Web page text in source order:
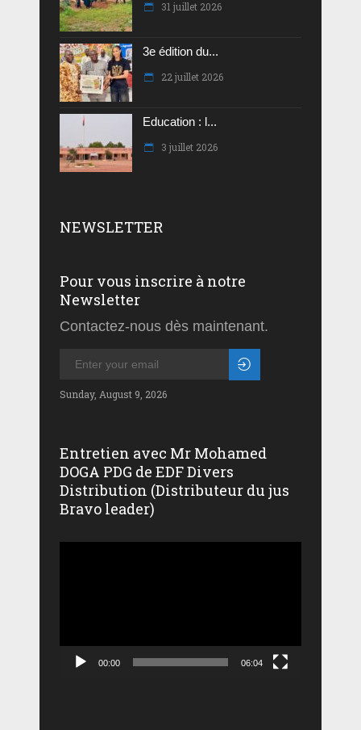
31 juillet 2026
3e édition du...
22 juillet 2026
Education : l...
3 juillet 2026
NEWSLETTER
Pour vous inscrire à notre
Newsletter
Contactez-nous dès maintenant.
Sunday, August 9, 2026
Entretien avec Mr Mohamed
DOGA PDG de EDF Divers
Distribution (Distributeur du jus
Bravo leader)
00:00 06:04